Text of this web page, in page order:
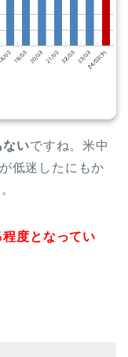
ないですね。米中
低迷したにもか
度となってい